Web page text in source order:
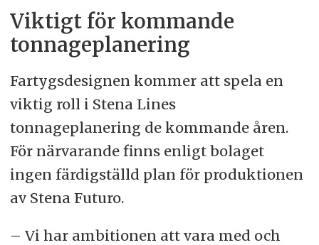
Viktigt för kommande
tonnageplanering
Fartygsdesignen kommer att spela en
viktig roll i Stena Lines
tonnageplanering de kommande åren.
För närvarande finns enligt bolaget
ingen färdigställd plan för produktionen
av Stena Futuro.
– Vi har ambitionen att vara med och